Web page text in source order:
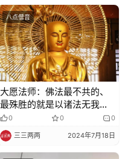
八点僧音
大愿法师：佛法最不共的、
最殊胜的就是以诸法无我为
主的正见
0 0 0
三三两两 2024年7月18日